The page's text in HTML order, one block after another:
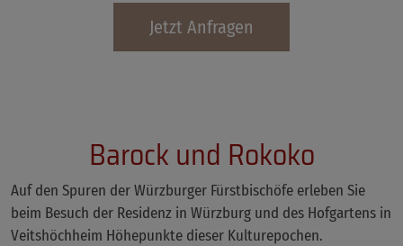
Jetzt Anfragen
Barock und Rokoko
Auf den Spuren der Würzburger Fürstbischöfe erleben Sie
beim Besuch der Residenz in Würzburg und des Hofgartens in
Veitshöchheim Höhepunkte dieser Kulturepochen.